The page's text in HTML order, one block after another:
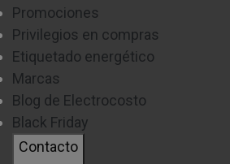
Promociones
Privilegios en compras
Etiquetado energético
Marcas
Blog de Electrocosto
Black Friday
Contacto